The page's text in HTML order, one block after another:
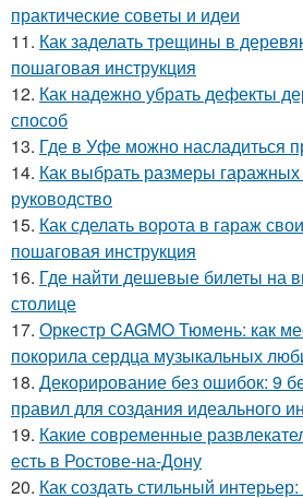
практические советы и идеи
11. Как заделать трещины в
пошаговая инструкция
12. Как надежно убрать дефекты
способ
13. Где в Уфе можно насладиться
14. Как выбрать размеры
руководство
15. Как сделать ворота в гараж
пошаговая инструкция
16. Где найти дешевые билеты на
столице
17. Оркестр CAGMO Тюмень: как
покорила сердца музыкальных
18. Декорирование без ошибок: 9
правил для создания идеального
19. Какие современные
есть в Ростове-на-Дону
20. Как создать стильный